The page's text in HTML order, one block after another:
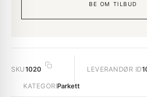
BE OM TILBUD
SKU1020 LEVERANDØR ID
KATEGORIParkett